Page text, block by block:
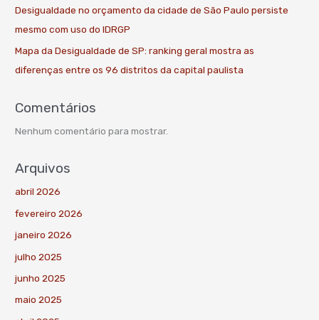
Desigualdade no orçamento da cidade de São Paulo persiste
mesmo com uso do IDRGP
Mapa da Desigualdade de SP: ranking geral mostra as
diferenças entre os 96 distritos da capital paulista
Comentários
Nenhum comentário para mostrar.
Arquivos
abril 2026
fevereiro 2026
janeiro 2026
julho 2025
junho 2025
maio 2025